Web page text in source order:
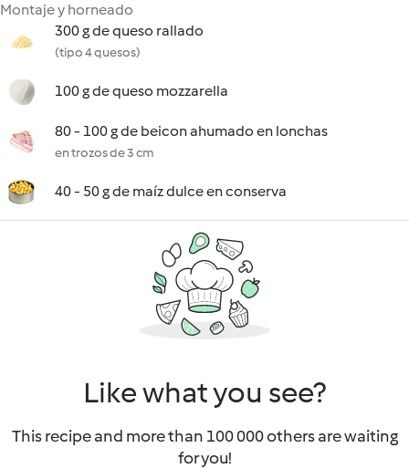
Montaje y horneado
300 g de queso rallado
(tipo 4 quesos)
100 g de queso mozzarella
80 - 100 g de beicon ahumado en lonchas
en trozos de 3 cm
40 - 50 g de maíz dulce en conserva
Like what you see?
This recipe and more than 100 000 others are waiting
for you!